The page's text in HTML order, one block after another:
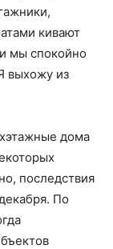
кивают
мы спокойно
выхожу из
дома
последствия
По